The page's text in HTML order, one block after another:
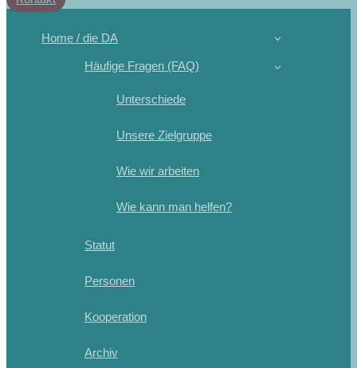
Home / die DA
Häufige Fragen (FAQ)
Unterschiede
Unsere Zielgruppe
Wie wir arbeiten
Wie kann man helfen?
Statut
Personen
Kooperation
Archiv